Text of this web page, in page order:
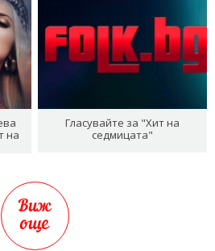
на
Гласувайте за "Хит на
седмицата"
Виж
още